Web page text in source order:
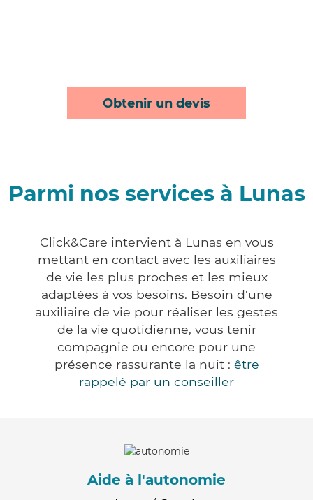
Obtenir un devis
Parmi nos services à Lunas
Click&Care intervient à Lunas en vous
mettant en contact avec les auxiliaires
de vie les plus proches et les mieux
adaptées à vos besoins. Besoin d'une
auxiliaire de vie pour réaliser les gestes
de la vie quotidienne, vous tenir
compagnie ou encore pour une
présence rassurante la nuit : être
rappelé par un conseiller
Aide à l'autonomie